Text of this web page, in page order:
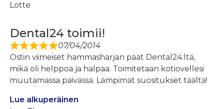
Lotte
Dental24 toimii!
07/04/2014
Ostin viimeiset hammasharjan päät Dental24:ltä,
mikä oli helppoa ja halpaa. Toimitetaan kotiovellesi
muutamassa päivässä. Lämpimät suositukset täältä!
Lue alkuperäinen